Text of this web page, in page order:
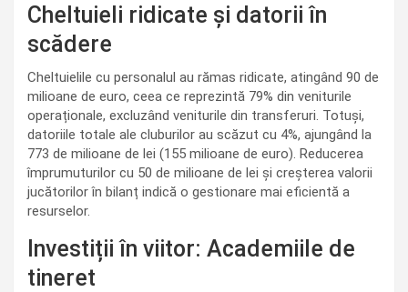
Cheltuieli ridicate și datorii în
scădere
Cheltuielile cu personalul au rămas ridicate, atingând 90 de
milioane de euro, ceea ce reprezintă 79% din veniturile
operaționale, excluzând veniturile din transferuri. Totuși,
datoriile totale ale cluburilor au scăzut cu 4%, ajungând la
773 de milioane de lei (155 milioane de euro). Reducerea
împrumuturilor cu 50 de milioane de lei și creșterea valorii
jucătorilor în bilanț indică o gestionare mai eficientă a
resurselor.
Investiții în viitor: Academiile de
tineret